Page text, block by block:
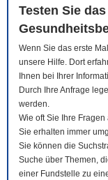
Testen Sie
Wenn Sie das erste
unsere Hilfe. Dort
Ihnen bei Ihrer
Durch Ihre Anfrage
werden.
Wie oft Sie Ihre
Sie erhalten immer
Sie können die
Suche über Themen,
einer Fundstelle zu